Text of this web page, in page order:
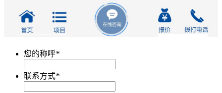
您的称呼*
联系方式*